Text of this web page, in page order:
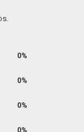
0%
0%
0%
0%